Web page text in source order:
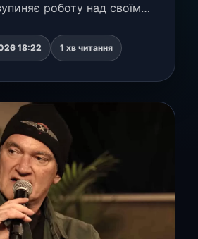
роботу над своїм
постановці. Як
ц…
18:22 1 хв читання